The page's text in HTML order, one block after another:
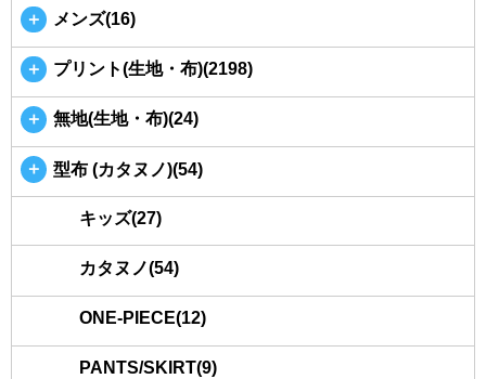
＋ メンズ(16)
＋ プリント(生地・布)(2198)
＋ 無地(生地・布)(24)
＋ 型布 (カタヌノ)(54)
キッズ(27)
カタヌノ(54)
ONE-PIECE(12)
PANTS/SKIRT(9)